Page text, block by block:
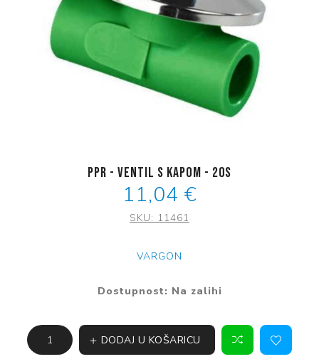
PPR - ventil s kapom - 20s
11,04 €
SKU: 11461
VARGON
Dostupnost: Na zalihi
DODAJ U KOŠARICU